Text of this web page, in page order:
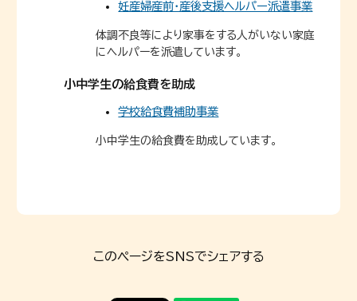
妊産婦産前・産後支援ヘルパー派遣事業
体調不良等により家事をする人がいない家庭
にヘルパーを派遣しています。
小中学生の給食費を助成
学校給食費補助事業
小中学生の給食費を助成しています。
このページをSNSでシェアする